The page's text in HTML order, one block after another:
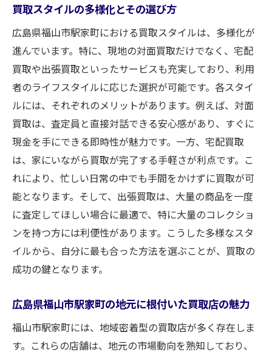
交通利便性を活かしたアクセス情報の確認
駅家町での移動手段を活用した買取スタイ
ル
買取初心者でも安心駅家町で見つける最適スタ
イル
初心者に優しい店舗の特徴を押さえる
失敗しない買取スタイルの選び方
駅家町での初めての買取をサポートするサ
ービス
初心者向けにおすすめの買取スタイル
心配無用！初心者のための買取プロセス
初めての方でも安心して相談できる店舗
遠方からも利用しやすい福山市の買取サービス
の実態
出張買取サービスの便利さとメリット
遠方の方におすすめの買取サービスの選び
買取スタイルの多様化とその選び方
広島県福山市駅家町における買取スタイルは、多様化が
進んでいます。特に、現地の対面買取だけでなく、宅配
買取や出張買取といったサービスも充実しており、利用
者のライフスタイルに応じた選択が可能です。各スタイ
ルには、それぞれのメリットがあります。例えば、対面
買取は、査定員と直接対話できる安心感があり、すぐに
現金を手にできる即時性が魅力です。一方、宅配買取
は、家にいながら買取が完了する手軽さが利点です。こ
れにより、忙しい日常の中でも手間をかけずに買取が可
能となります。そして、出張買取は、大量の商品を一度
に査定してほしい場合に最適で、特に大量のコレクショ
ンを持つ方には利便性があります。こうした多様なスタ
イルから、自分に最も合った方法を選ぶことが、買取の
成功の鍵となります。
広島県福山市駅家町の地元に根付いた買取店の魅力
福山市駅家町には、地域密着型の買取店が多く存在しま
す。これらの店舗は、地元の市場動向を熟知しており、